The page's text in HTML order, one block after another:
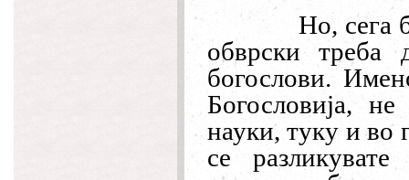
Но, сега
обврски треба
богослови.
Богословија,
науки, туку и во
се